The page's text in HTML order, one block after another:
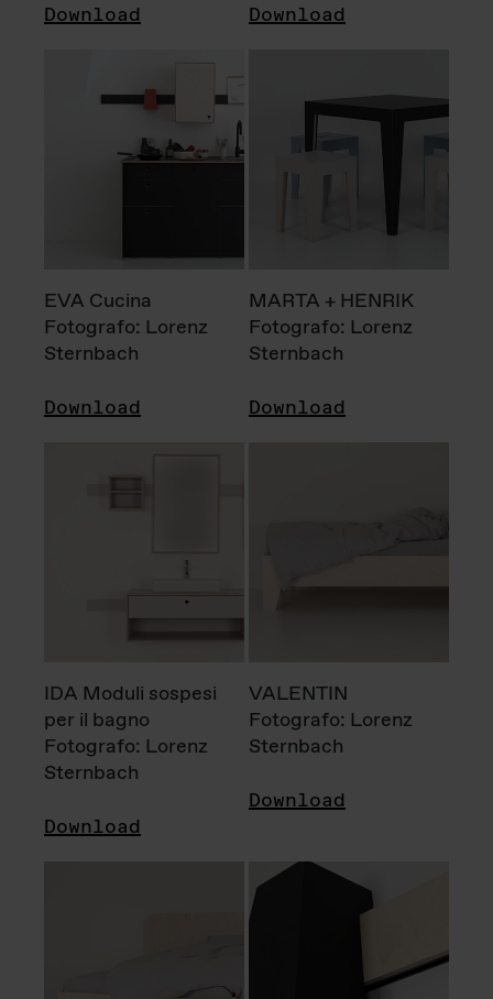
Download Download
EVA Cucina
Fotografo: Lorenz
Sternbach
Download
MARTA + HENRIK
Fotografo: Lorenz
Sternbach
Download
IDA Moduli sospesi
per il bagno
Fotografo: Lorenz
Sternbach
Download
VALENTIN
Fotografo: Lorenz
Sternbach
Download